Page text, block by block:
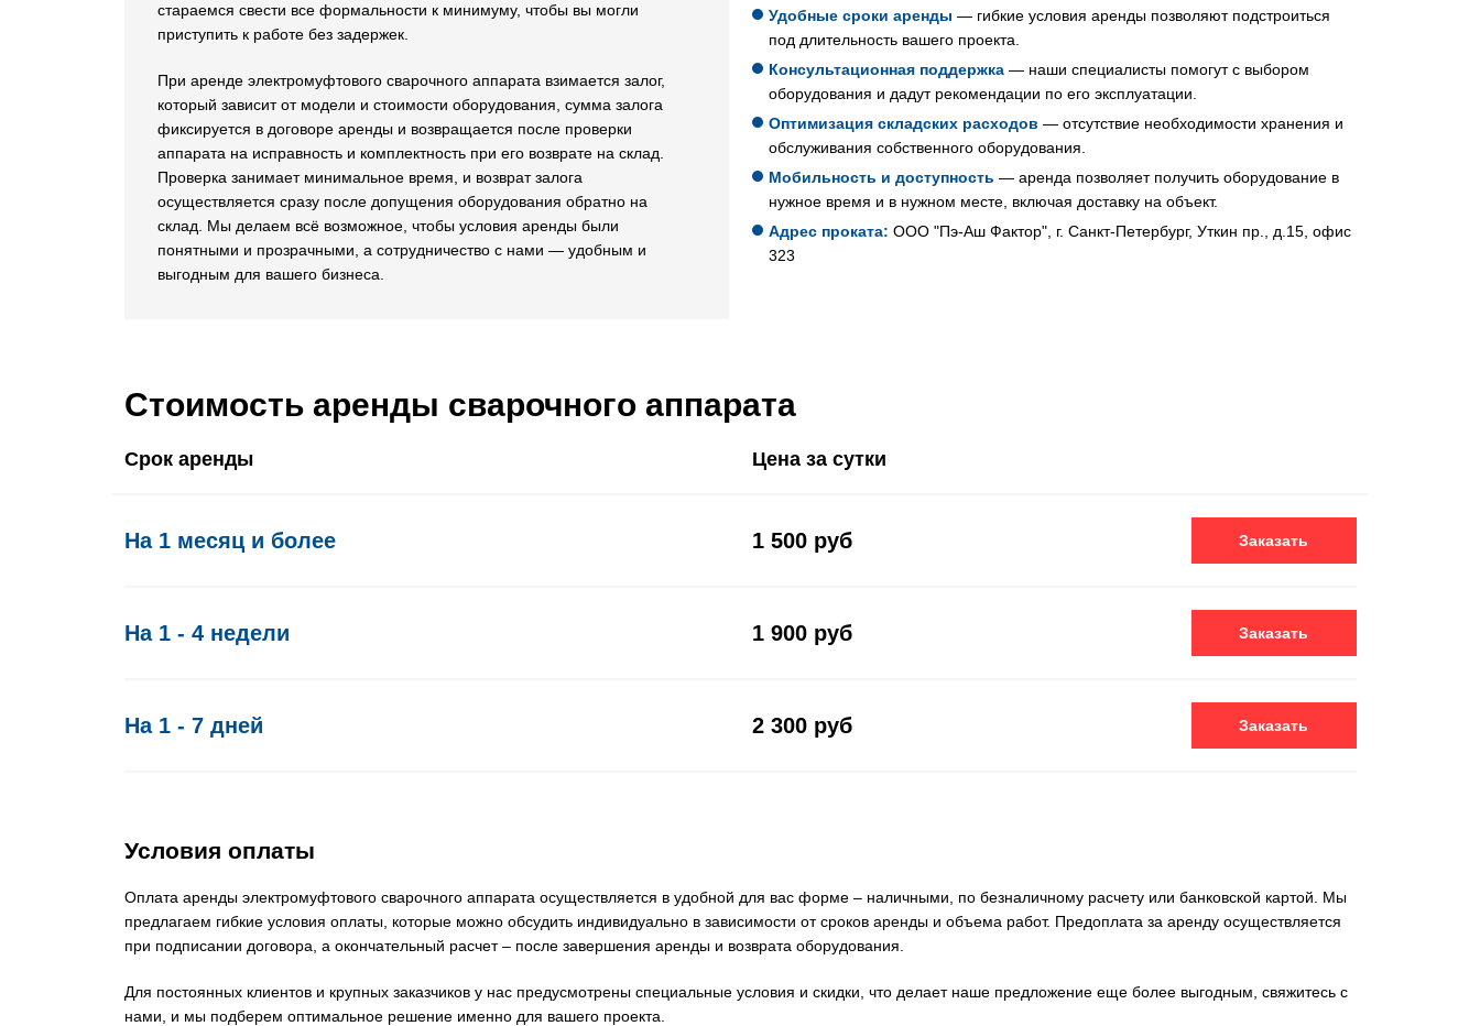
стараемся свести все формальности к минимуму, чтобы вы могли
приступить к работе без задержек.
При аренде электромуфтового сварочного аппарата взимается залог,
который зависит от модели и стоимости оборудования, сумма залога
фиксируется в договоре аренды и возвращается после проверки
аппарата на исправность и комплектность при его возврате на склад.
Проверка занимает минимальное время, и возврат залога
осуществляется сразу после допущения оборудования обратно на
склад. Мы делаем всё возможное, чтобы условия аренды были
понятными и прозрачными, а сотрудничество с нами — удобным и
выгодным для вашего бизнеса.
Удобные сроки аренды — гибкие условия аренды позволяют подстроиться
под длительность вашего проекта.
Консультационная поддержка— наши специалисты помогут с выбором
оборудования и дадут рекомендации по его эксплуатации.
Оптимизация складских расходов — отсутствие необходимости хранения и
обслуживания собственного оборудования.
Мобильность и доступность — аренда позволяет получить оборудование в
нужное время и в нужном месте, включая доставку на объект.
Адрес проката: OOO "Пэ-Аш Фактор", г. Санкт-Петербург, Уткин пр., д.15, офис
323
Стоимость аренды сварочного аппарата
Срок аренды Цена за сутки
На 1 месяц и более 1 500 руб Заказать
На 1 - 4 недели 1 900 руб Заказать
На 1 - 7 дней 2 300 руб Заказать
Условия оплаты
Оплата аренды электромуфтового сварочного аппарата осуществляется в удобной для вас форме – наличными, по безналичному расчету или банковской картой. Мы
предлагаем гибкие условия оплаты, которые можно обсудить индивидуально в зависимости от сроков аренды и объема работ. Предоплата за аренду осуществляется
при подписании договора, а окончательный расчет – после завершения аренды и возврата оборудования.
Для постоянных клиентов и крупных заказчиков у нас предусмотрены специальные условия и скидки, что делает наше предложение еще более выгодным, свяжитесь с
нами, и мы подберем оптимальное решение именно для вашего проекта.